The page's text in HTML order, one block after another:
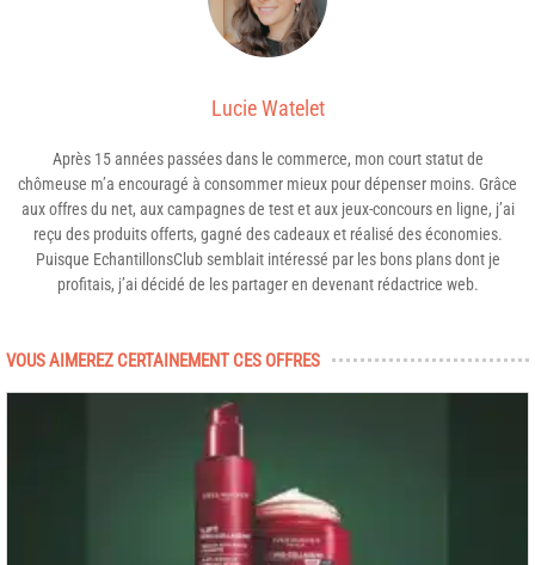
Lucie Watelet
Après 15 années passées dans le commerce, mon court statut de
chômeuse m’a encouragé à consommer mieux pour dépenser moins. Grâce
aux offres du net, aux campagnes de test et aux jeux-concours en ligne, j’ai
reçu des produits offerts, gagné des cadeaux et réalisé des économies.
Puisque EchantillonsClub semblait intéressé par les bons plans dont je
profitais, j’ai décidé de les partager en devenant rédactrice web.
VOUS AIMEREZ CERTAINEMENT CES OFFRES